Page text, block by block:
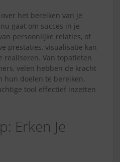
het bereiken van je
gaat om succes in je
persoonlijke relaties, of
prestaties, visualisatie kan
realiseren. Van topatleten
velen hebben de kracht
hun doelen te bereiken.
tool effectief inzetten
Erken Je